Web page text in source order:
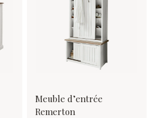
Meuble d’entrée
Remerton